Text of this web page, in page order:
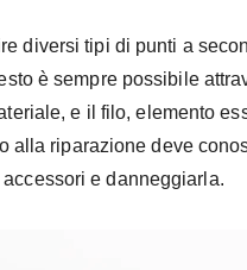
diversi tipi di punti a
è sempre possibile
e il filo, elemento
riparazione deve
e danneggiarla.